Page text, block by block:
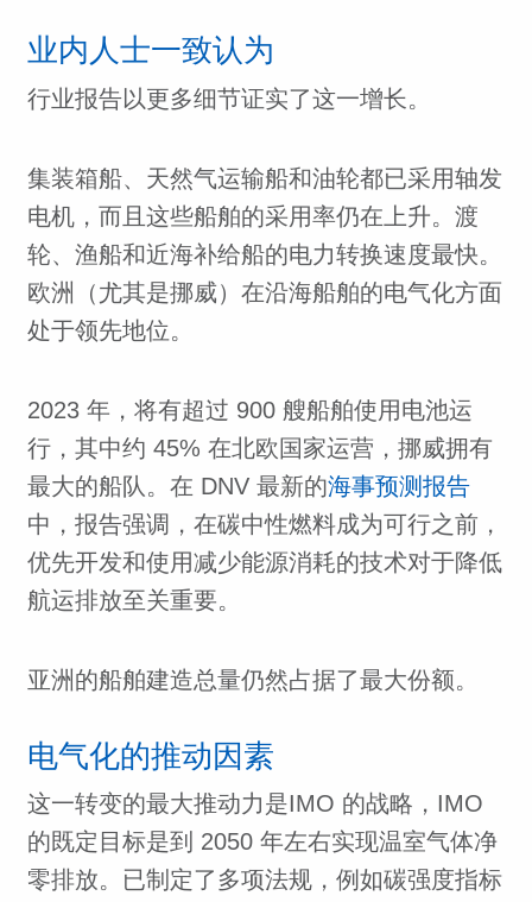
业内人士一致认为
行业报告以更多细节证实了这一增长。
集装箱船、天然气运输船和油轮都已采用轴发
电机，而且这些船舶的采用率仍在上升。渡
轮、渔船和近海补给船的电力转换速度最快。
欧洲（尤其是挪威）在沿海船舶的电气化方面
处于领先地位。
2023 年，将有超过 900 艘船舶使用电池运
行，其中约 45% 在北欧国家运营，挪威拥有
最大的船队。在 DNV 最新的海事预测报告
中，报告强调，在碳中性燃料成为可行之前，
优先开发和使用减少能源消耗的技术对于降低
航运排放至关重要。
亚洲的船舶建造总量仍然占据了最大份额。
电气化的推动因素
这一转变的最大推动力是IMO 的战略，IMO
的既定目标是到 2050 年左右实现温室气体净
零排放。已制定了多项法规，例如碳强度指标